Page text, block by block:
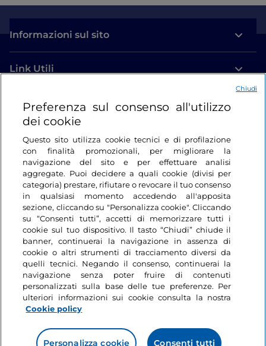
Informazioni sul sito
Link Utili
Login
Restiamo in contatto
Preferenza sul consenso all'utilizzo
dei cookie
Questo sito utilizza cookie tecnici e di profilazione
con finalità promozionali, per migliorare la
navigazione del sito e per effettuare analisi
aggregate. Puoi decidere a quali cookie (divisi per
categoria) prestare, rifiutare o revocare il tuo consenso
in qualsiasi momento accedendo all'apposita
sezione, cliccando su "Personalizza cookie". Cliccando
su “Consenti tutti”, accetti di memorizzare tutti i
cookie sul tuo dispositivo. Il tasto “Chiudi” chiude il
banner, continuerai la navigazione in assenza di
cookie o altri strumenti di tracciamento diversi da
quelli tecnici. Negando il consenso, continuerai la
navigazione senza poter fruire di contenuti
personalizzati sulla base delle tue preferenze. Per
ulteriori informazioni sui cookie consulta la nostra
Cookie policy
Personalizza cookie Consenti tutti
Chiudi